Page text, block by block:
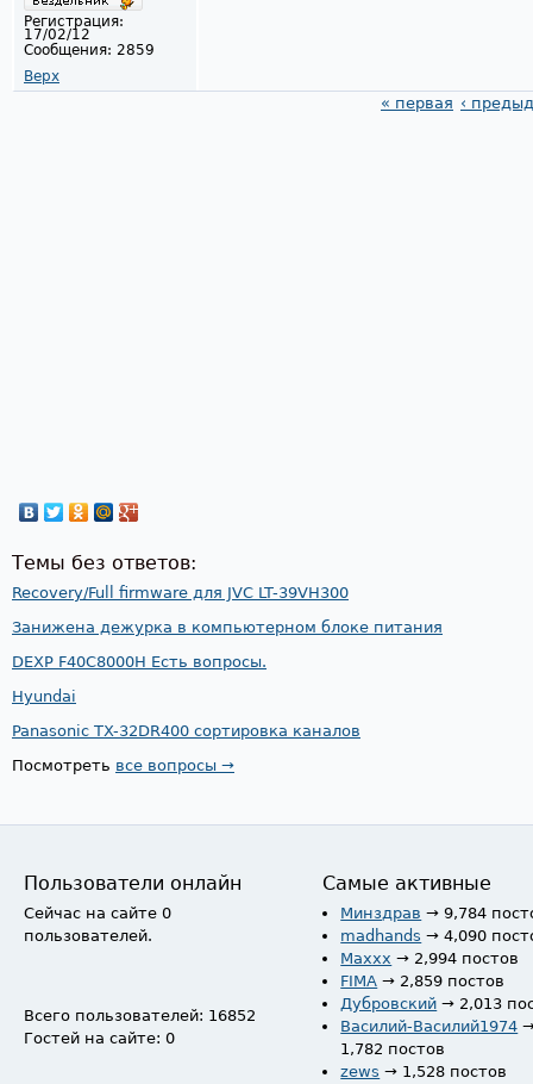
Регистрация:
17/02/12
Сообщения: 2859
Верх
« первая ‹
Темы без ответов:
Recovery/Full firmware для JVC LT-39VH300
Занижена дежурка в компьютерном блоке питания
DEXP F40C8000H Есть вопросы.
Hyundai
Panasonic TX-32DR400 сортировка каналов
Посмотреть все вопросы →
Пользователи онлайн
Сейчас на сайте 0
пользователей.
Всего пользователей: 16852
Гостей на сайте: 0
Самые активные
Минздрав → 9,784
madhands → 4,090
Maxxx → 2,994 постов
FIMA → 2,859 постов
Дубровский → 2,013
Василий-Василий1974
1,782 постов
zews → 1,528 постов